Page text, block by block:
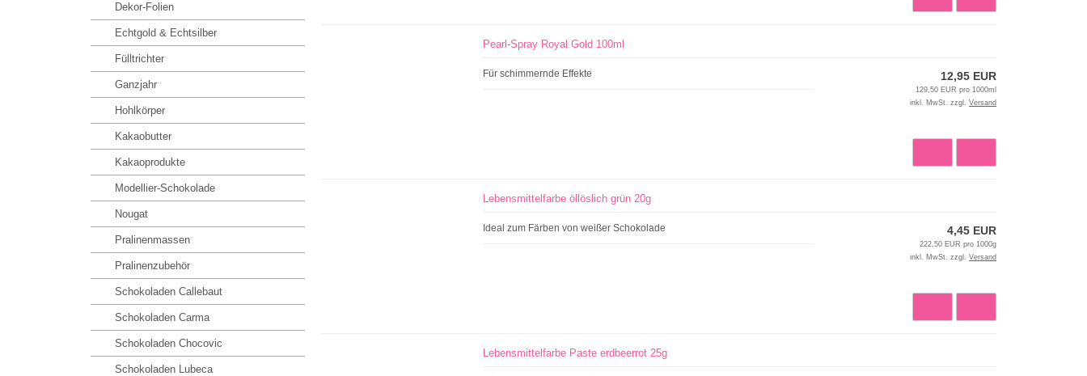
Pearl-Spray Royal Gold 100ml
Für schimmernde Effekte 12,95 EUR
129,50 EUR pro 1000ml
inkl. MwSt. zzgl. Versand
Lebensmittelfarbe öllöslich grün 20g
Ideal zum Färben von weißer Schokolade 4,45 EUR
222,50 EUR pro 1000g
inkl. MwSt. zzgl. Versand
Lebensmittelfarbe Paste erdbeerrot 25g
Dekor-Folien
Echtgold & Echtsilber
Fülltrichter
Ganzjahr
Hohlkörper
Kakaobutter
Kakaoprodukte
Modellier-Schokolade
Nougat
Pralinenmassen
Pralinenzubehör
Schokoladen Callebaut
Schokoladen Carma
Schokoladen Chocovic
Schokoladen Lubeca